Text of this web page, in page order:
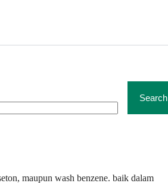
Search
maupun wash benzene. baik dalam